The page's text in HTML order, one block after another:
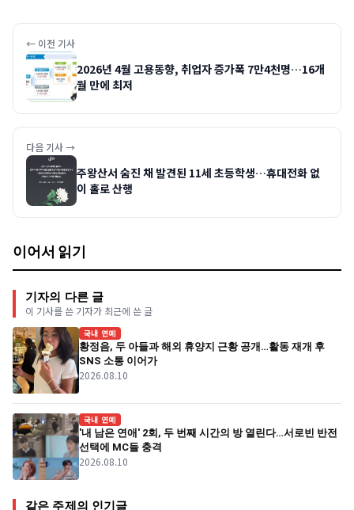
← 이전 기사
2026년 4월 고용동향, 취업자 증가폭 7만4천명…16개
월 만에 최저
다음 기사 →
주왕산서 숨진 채 발견된 11세 초등학생…휴대전화 없
이 홀로 산행
이어서 읽기
기자의 다른 글
이 기사를 쓴 기자가 최근에 쓴 글
국내 연예
황정음, 두 아들과 해외 휴양지 근황 공개…활동 재개 후
SNS 소통 이어가
2026.08.10
국내 연예
'내 남은 연애' 2회, 두 번째 시간의 방 열린다…서로빈 반전
선택에 MC들 충격
2026.08.10
같은 주제의 인기글